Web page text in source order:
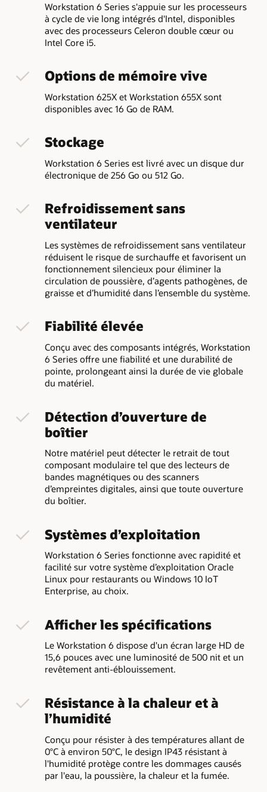
Workstation 6 Series s'appuie sur les processeurs
à cycle de vie long intégrés d'Intel, disponibles
avec des processeurs Celeron double cœur ou
Intel Core i5.
Options de mémoire vive
Workstation 625X et Workstation 655X sont
disponibles avec 16 Go de RAM.
Stockage
Workstation 6 Series est livré avec un disque dur
électronique de 256 Go ou 512 Go.
Refroidissement sans
ventilateur
Les systèmes de refroidissement sans ventilateur
réduisent le risque de surchauffe et favorisent un
fonctionnement silencieux pour éliminer la
circulation de poussière, d’agents pathogènes, de
graisse et d’humidité dans l’ensemble du système.
Fiabilité élevée
Conçu avec des composants intégrés, Workstation
6 Series offre une fiabilité et une durabilité de
pointe, prolongeant ainsi la durée de vie globale
du matériel.
Détection d’ouverture de
boîtier
Notre matériel peut détecter le retrait de tout
composant modulaire tel que des lecteurs de
bandes magnétiques ou des scanners
d’empreintes digitales, ainsi que toute ouverture
du boîtier.
Systèmes d’exploitation
Workstation 6 Series fonctionne avec rapidité et
facilité sur votre système d’exploitation Oracle
Linux pour restaurants ou Windows 10 IoT
Enterprise, au choix.
Afficher les spécifications
Le Workstation 6 dispose d'un écran large HD de
15,6 pouces avec une luminosité de 500 nit et un
revêtement anti-éblouissement.
Résistance à la chaleur et à
l’humidité
Conçu pour résister à des températures allant de
0°C à environ 50°C, le design IP43 résistant à
l'humidité protège contre les dommages causés
par l'eau, la poussière, la chaleur et la fumée.